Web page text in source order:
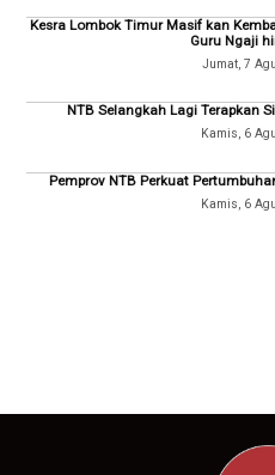
Kesra Lombok Timur Masif kan
Guru Ngaji
Jumat, 7
NTB Selangkah Lagi Terapkan
Kamis, 6
Pemprov NTB Perkuat
Kamis, 6